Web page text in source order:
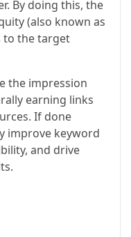
By doing this, the
(also known as
to the target
the impression
earning links
If done
improve keyword
and drive